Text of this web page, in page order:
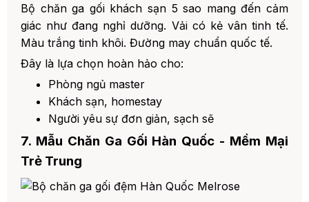
Bộ chăn ga gối khách sạn 5 sao mang đến cảm
giác như đang nghỉ dưỡng. Vải có kẻ vân tinh tế.
Màu trắng tinh khôi. Đường may chuẩn quốc tế.
Đây là lựa chọn hoàn hảo cho:
Phòng ngủ master
Khách sạn, homestay
Người yêu sự đơn giản, sạch sẽ
7. Mẫu Chăn Ga Gối Hàn Quốc - Mềm Mại
Trẻ Trung